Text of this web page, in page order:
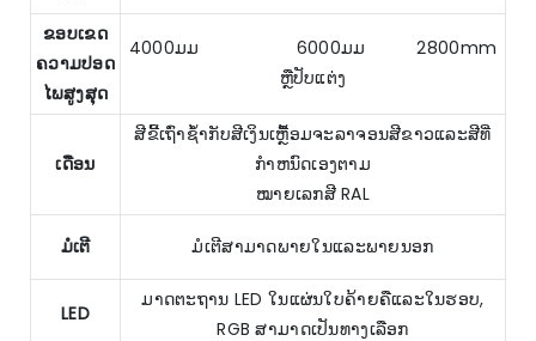
ຂອບເຂດ
ຄວາມປອດ
ໄພສູງສຸດ
4000ມມ 6000ມມ 2800mm
ຫຼືປັບແຕ່ງ
ເດືອນ
ສີຂີ້ເຖົ່າຊ້ໍາກັບສີເງິນເຫຼື້ອມຈະລາຈອນສີຂາວແລະສີທີ່
ກໍາຫນົດເອງຕາມ
ໝາຍເລກສີ RAL
ມໍເຕີ ມໍເຕີສາມາດພາຍໃນແລະພາຍນອກ
LED
ມາດຕະຖານ LED ໃນແຜ່ນໃບຄ້າຍຄືແລະໃນຮອບ,
RGB ສາມາດເປັນທາງເລືອກ